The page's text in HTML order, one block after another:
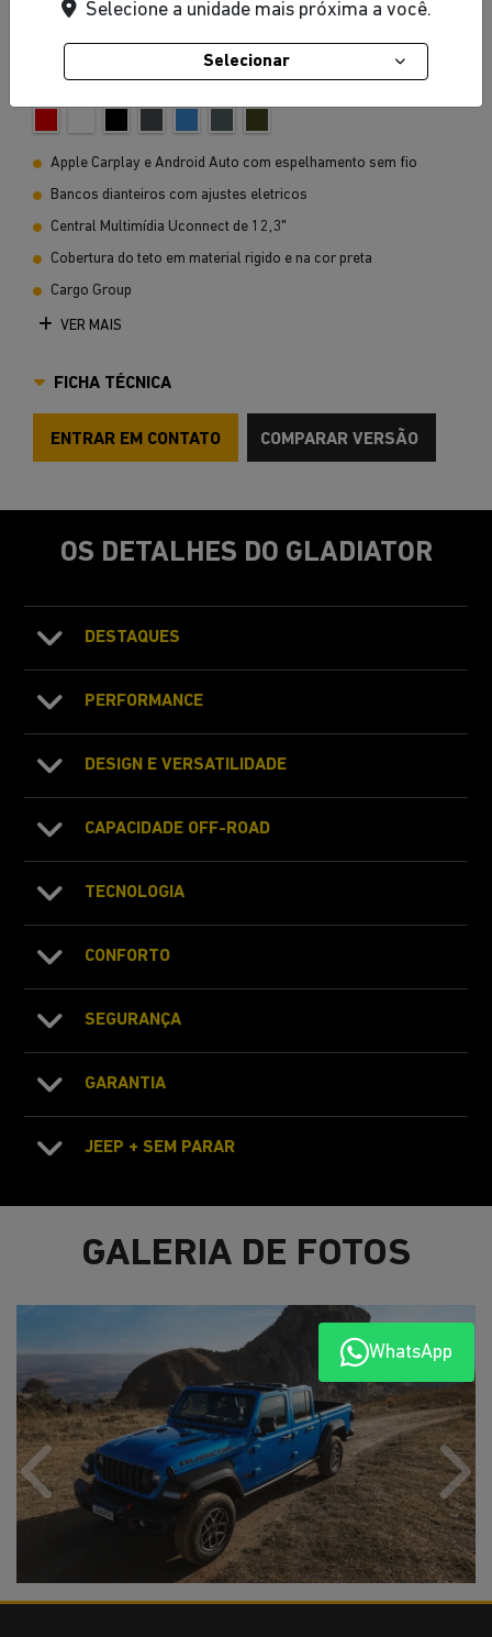
Vermelho Firecracker
Apple Carplay e Android Auto com espelhamento sem fio
Bancos dianteiros com ajustes eletricos
Central Multimídia Uconnect de 12,3"
Cobertura do teto em material rigido e na cor preta
Cargo Group
VER MAIS
FICHA TÉCNICA
ENTRAR EM CONTATO COMPARAR VERSÃO
OS DETALHES DO GLADIATOR
DESTAQUES
PERFORMANCE
DESIGN E VERSATILIDADE
CAPACIDADE OFF-ROAD
TECNOLOGIA
CONFORTO
SEGURANÇA
GARANTIA
JEEP + SEM PARAR
GALERIA DE FOTOS
Anterior
WhatsApp
Selecione a unidade mais próxima a você.
Selecionar